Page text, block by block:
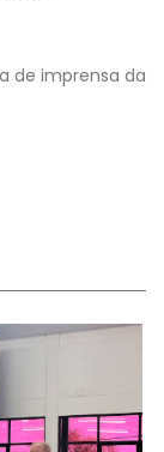
de imprensa da